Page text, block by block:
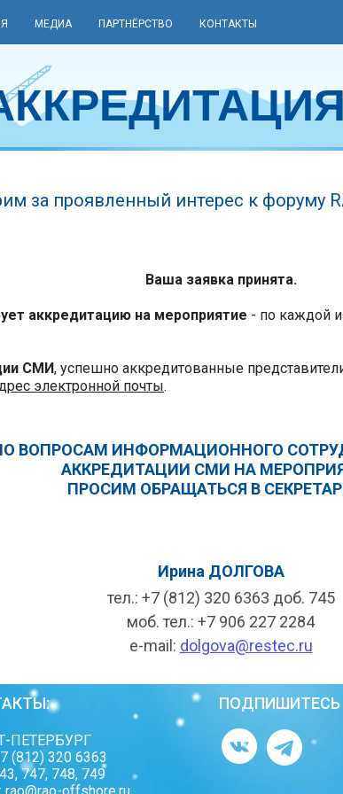
МЕДИА ПАРТНЁРСТВО КОНТАКТЫ
за проявленный интерес к форуму
Ваша заявка принята.
аккредитацию на мероприятие - по каждой
СМИ, успешно аккредитованные
электронной почты.
ВОПРОСАМ ИНФОРМАЦИОННОГО
АККРЕДИТАЦИИ СМИ НА
ПРОСИМ ОБРАЩАТЬСЯ В
Ирина ДОЛГОВА
тел.: +7 (812) 320 6363 доб. 745
моб. тел.: +7 906 227 2284
e-mail: dolgova@restec.ru
ПЕТЕРБУРГ
(812) 320 6363
747, 748, 749
ПОДПИШИТЕСЬ